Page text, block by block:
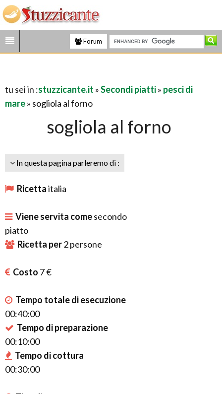
Forum
tu sei in :stuzzicante.it »Secondi piatti» pesci di
mare» sogliola al forno
sogliola al forno
In questa pagina parleremo di :
Ricettaitalia
Viene servita comesecondo
piatto
Ricetta per2persone
Costo 7 €
Tempo totale di esecuzione
00:40:00
Tempo di preparazione
00:10:00
Tempo di cottura
00:30:00